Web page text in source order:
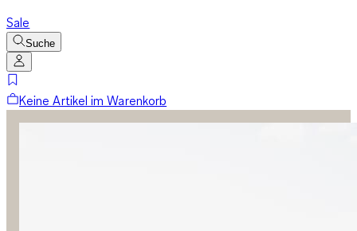
Sale
Suche
Keine Artikel im Warenkorb